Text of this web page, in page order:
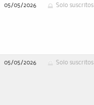
05/05/2026 Solo suscritos
05/05/2026 Solo suscritos